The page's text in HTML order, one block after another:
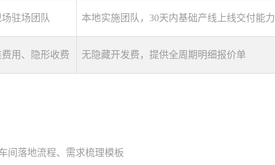
驻场团队 本地实施团队，30天内基础产线上线交付能力
用、隐形收费 无隐藏开发费，提供全周期明细报价单
间落地流程、需求梳理模板